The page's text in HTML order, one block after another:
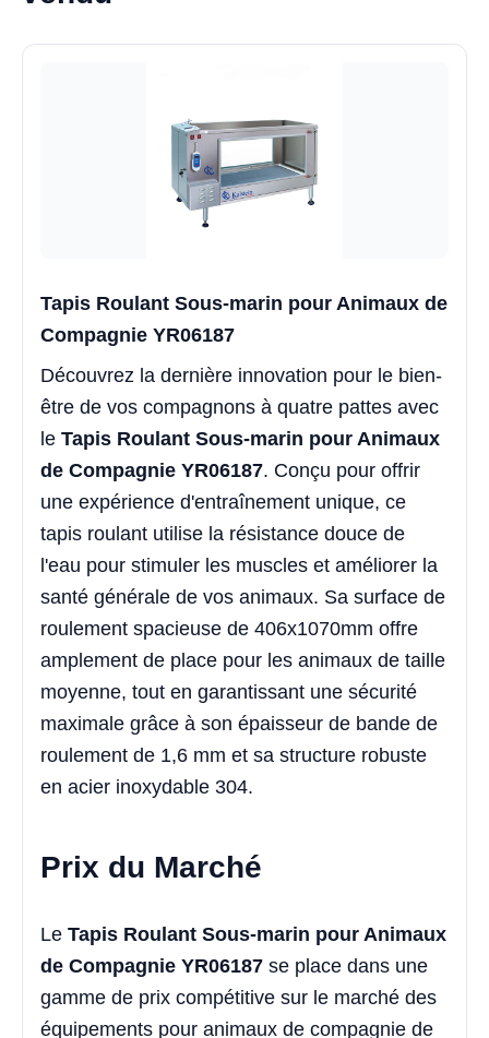
Tapis Roulant Sous-marin pour Animaux de
Compagnie YR06187
Découvrez la dernière innovation pour le bien-
être de vos compagnons à quatre pattes avec
le Tapis Roulant Sous-marin pour Animaux
de Compagnie YR06187. Conçu pour offrir
une expérience d'entraînement unique, ce
tapis roulant utilise la résistance douce de
l'eau pour stimuler les muscles et améliorer la
santé générale de vos animaux. Sa surface de
roulement spacieuse de 406x1070mm offre
amplement de place pour les animaux de taille
moyenne, tout en garantissant une sécurité
maximale grâce à son épaisseur de bande de
roulement de 1,6 mm et sa structure robuste
en acier inoxydable 304.
Prix du Marché
Le Tapis Roulant Sous-marin pour Animaux
de Compagnie YR06187 se place dans une
gamme de prix compétitive sur le marché des
équipements pour animaux de compagnie de